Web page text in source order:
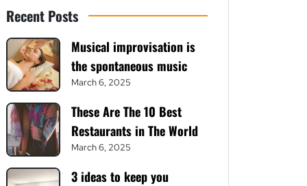
Recent Posts
Musical improvisation is
the spontaneous music
March 6, 2025
These Are The 10 Best
Restaurants in The World
March 6, 2025
3 ideas to keep you